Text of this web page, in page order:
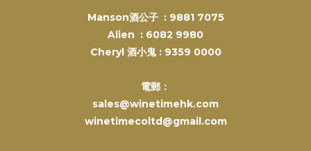
Manson酒公子 : 9881 7075
Alien : 6082 9980
Cheryl 酒小鬼 : 9359 0000
電郵：
sales@winetimehk.com
winetimecoltd@gmail.com